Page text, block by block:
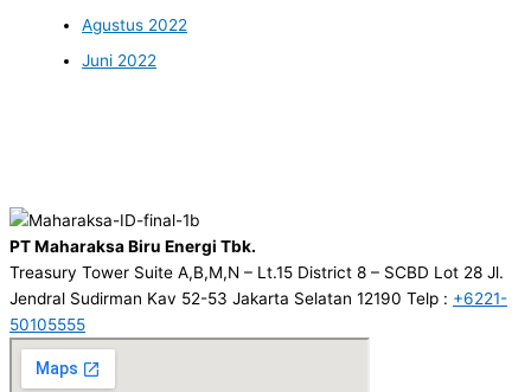
Agustus 2022
Juni 2022
PT Maharaksa Biru Energi Tbk.
Treasury Tower Suite A,B,M,N – Lt.15 District 8 – SCBD Lot 28 Jl.
Jendral Sudirman Kav 52-53 Jakarta Selatan 12190 Telp : +6221-
50105555